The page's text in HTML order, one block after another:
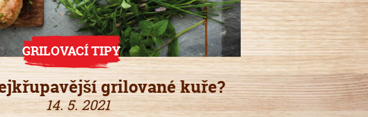
GRILOVACÍ TIPY
grilované kuře?
14. 5. 2021